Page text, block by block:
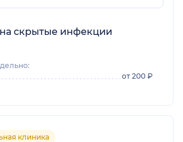
скрытые инфекции
от 200 ₽
клиника